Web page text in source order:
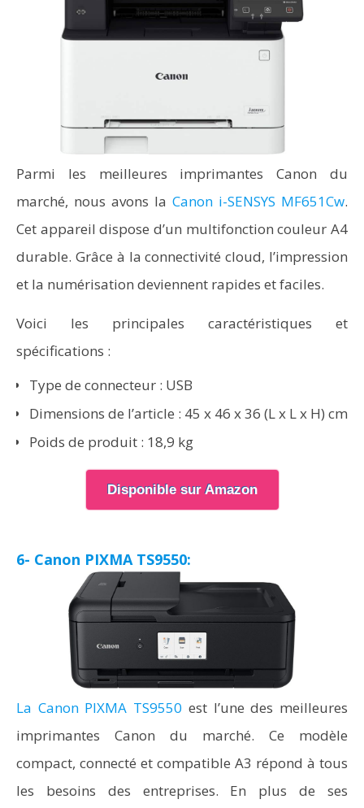
Parmi les meilleures imprimantes Canon du
marché, nous avons la Canon i-SENSYS MF651Cw.
Cet appareil dispose d’un multifonction couleur A4
durable. Grâce à la connectivité cloud, l’impression
et la numérisation deviennent rapides et faciles.
Voici les principales caractéristiques et
spécifications :
Type de connecteur : USB
Dimensions de l’article : 45 x 46 x 36 (L x L x H) cm
Poids de produit : 18,9 kg
Disponible sur Amazon
6- Canon PIXMA TS9550:
La Canon PIXMA TS9550 est l’une des meilleures
imprimantes Canon du marché. Ce modèle
compact, connecté et compatible A3 répond à tous
les besoins des entreprises. En plus de ses